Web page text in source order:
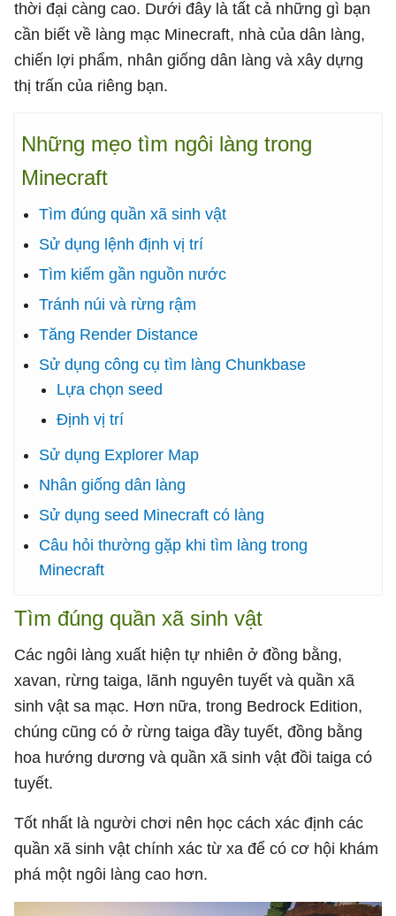
thời đại càng cao. Dưới đây là tất cả những gì bạn
cần biết về làng mạc Minecraft, nhà của dân làng,
chiến lợi phẩm, nhân giống dân làng và xây dựng
thị trấn của riêng bạn.
Những mẹo tìm ngôi làng trong
Minecraft
Tìm đúng quần xã sinh vật
Sử dụng lệnh định vị trí
Tìm kiếm gần nguồn nước
Tránh núi và rừng rậm
Tăng Render Distance
Sử dụng công cụ tìm làng Chunkbase
Lựa chọn seed
Định vị trí
Sử dụng Explorer Map
Nhân giống dân làng
Sử dụng seed Minecraft có làng
Câu hỏi thường gặp khi tìm làng trong
Minecraft
Tìm đúng quần xã sinh vật
Các ngôi làng xuất hiện tự nhiên ở đồng bằng,
xavan, rừng taiga, lãnh nguyên tuyết và quần xã
sinh vật sa mạc. Hơn nữa, trong Bedrock Edition,
chúng cũng có ở rừng taiga đầy tuyết, đồng bằng
hoa hướng dương và quần xã sinh vật đồi taiga có
tuyết.
Tốt nhất là người chơi nên học cách xác định các
quần xã sinh vật chính xác từ xa để có cơ hội khám
phá một ngôi làng cao hơn.